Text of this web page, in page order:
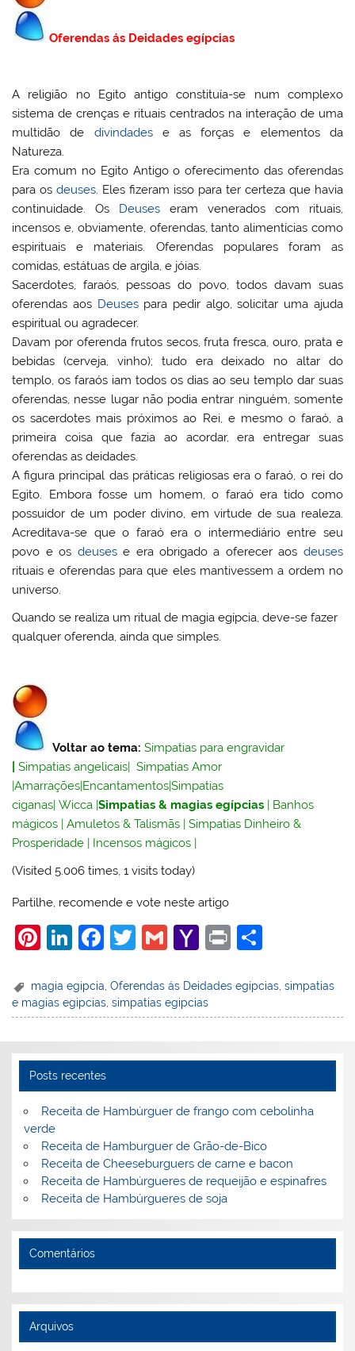
Oferendas ás Deidades egípcias
A religião no Egito antigo constituía-se num complexo
sistema de crenças e rituais centrados na interação de uma
multidão de divindadese as forças e elementos da
Natureza.
Era comum no Egito Antigo o oferecimento das oferendas
para osdeuses . Eles fizeram isso para ter certeza que havia
continuidade. Os Deuses eram venerados com rituais,
incensos e, obviamente, oferendas, tanto alimentícias como
espirituais e materiais. Oferendas populares foram as
comidas, estátuas de argila, e jóias.
Sacerdotes, faraós, pessoas do povo, todos davam suas
oferendas aos Deusespara pedir algo, solicitar uma ajuda
espiritual ou agradecer.
Davam por oferenda frutos secos, fruta fresca, ouro, prata e
bebidas (cerveja, vinho); tudo era deixado no altar do
templo, os faraós iam todos os dias ao seu templo dar suas
oferendas, nesse lugar não podia entrar ninguém, somente
os sacerdotes mais próximos ao Rei, e mesmo o faraó, a
primeira coisa que fazia ao acordar, era entregar suas
oferendas as deidades.
A figura principal das práticas religiosas era o faraó, o rei do
Egito. Embora fosse um homem, o faraó era tido como
possuidor de um poder divino, em virtude de sua realeza.
Acreditava-se que o faraó era o intermediário entre seu
povo e os deusese era obrigado a oferecer aos deuses
rituais e oferendas para que eles mantivessem a ordem no
universo.
Quando se realiza um ritual de magia egípcia, deve-se fazer
qualquer oferenda, ainda que simples.
Voltar ao tema:Simpatias para engravidar
|Simpatias angelicais|Simpatias Amor
|Amarrações|Encantamentos|Simpatias
ciganas|Wicca |Simpatias & magias egípcias | Banhos
mágicos |Amuletos & Talismãs |Simpatias Dinheiro &
Prosperidade | Incensos mágicos |
(Visited 5.006 times, 1 visits today)
Partilhe, recomende e vote neste artigo
Pi
er
e
st
Li
k
e
n
F
c
e
o
o
k
T
itt
er
G
ai
l
Y
h
o
M
ai
l
Pr
t
ar
e
magia egipcia ,Oferendas ás Deidades egípcias ,simpatias
e magias egipcias,simpatias egipcias
Posts recentes
Receita de Hambúrguer de frango com cebolinha
verde
Receita de Hamburguer de Grão-de-Bico
Receita de Cheeseburguers de carne e bacon
Receita de Hambúrgueres de requeijão e espinafres
Receita de Hambúrgueres de soja
Comentários
Arquivos